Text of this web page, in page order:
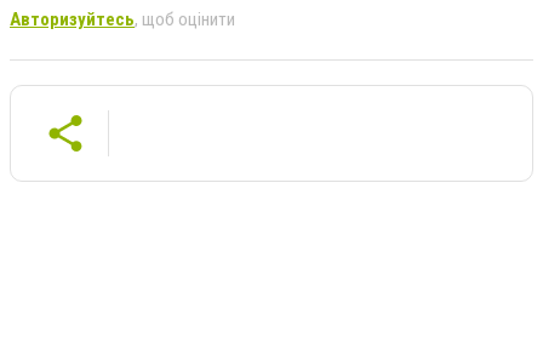
Авторизуйтесь, щоб оцінити